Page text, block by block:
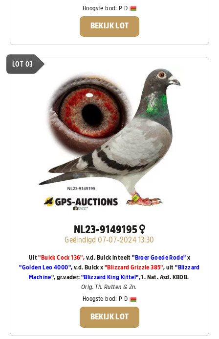
Hoogste bod:P D
BEKIJK LOT
LOT 03
NL23-9149195
Geëindigd 07-07-2024 13:30
Uit"Bulck Cock 136", v.d. Bulck inteelt"Broer Goede Rode" x
"Golden Leo 4000", v.d. Bulck x "Blizzard Grizzle 385", uit"Blizzard
Machine", gr.vader: "Blizzard King Kittel",1. Nat. Asd. KBDB.
Orig. Th. Rutten & Zn.
Hoogste bod: P D
BEKIJK LOT